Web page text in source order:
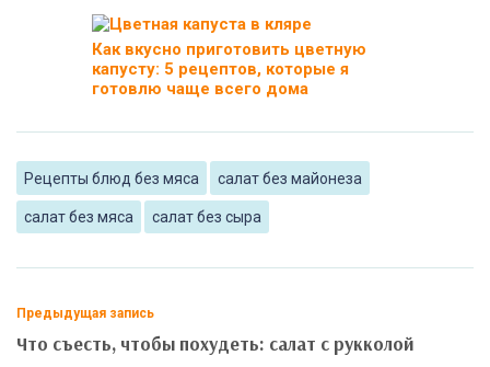
Как вкусно приготовить цветную
капусту: 5 рецептов, которые я
готовлю чаще всего дома
Рецепты блюд без мяса салат без майонеза
салат без мяса салат без сыра
Предыдущая запись
Что съесть, чтобы похудеть: салат с рукколой